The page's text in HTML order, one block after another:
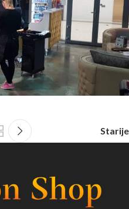
Starije